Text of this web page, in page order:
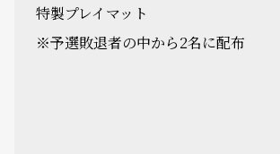
特製プレイマット
※予選敗退者の中から2名に配布